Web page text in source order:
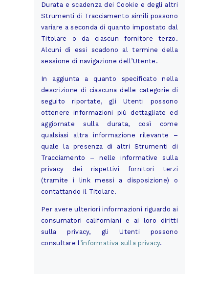
Durata e scadenza dei Cookie e degli altri
Strumenti di Tracciamento simili possono
variare a seconda di quanto impostato dal
Titolare o da ciascun fornitore terzo.
Alcuni di essi scadono al termine della
sessione di navigazione dell’Utente.
In aggiunta a quanto specificato nella
descrizione di ciascuna delle categorie di
seguito riportate, gli Utenti possono
ottenere informazioni più dettagliate ed
aggiornate sulla durata, così come
qualsiasi altra informazione rilevante –
quale la presenza di altri Strumenti di
Tracciamento – nelle informative sulla
privacy dei rispettivi fornitori terzi
(tramite i link messi a disposizione) o
contattando il Titolare.
Per avere ulteriori informazioni riguardo ai
consumatori californiani e ai loro diritti
sulla privacy, gli Utenti possono
consultare l ’informativa sulla privacy.